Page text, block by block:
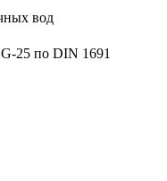
вод
25 по DIN 1691